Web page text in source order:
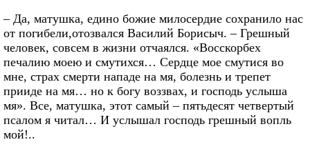
– Да, матушка, едино божие милосердие сохранило нас
от погибели,отозвался Василий Борисыч. – Грешный
человек, совсем в жизни отчаялся. «Восскорбех
печалию моею и смутихся… Сердце мое смутися во
мне, страх смерти нападе на мя, болезнь и трепет
прииде на мя… но к богу воззвах, и господь услыша
мя». Все, матушка, этот самый – пятьдесят четвертый
псалом я читал… И услышал господь грешный вопль
мой!..